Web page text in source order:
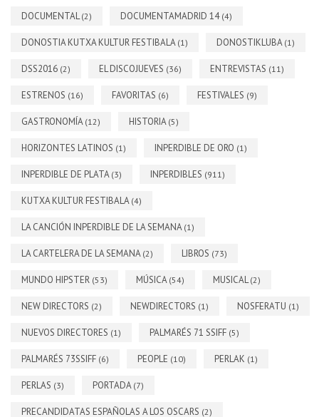
DOCUMENTAL(2) DOCUMENTAMADRID 14 (4)
DONOSTIA KUTXA KULTUR FESTIBALA (1) DONOSTIKLUBA (1)
DSS2016 (2) EL DISCOJUEVES (36) ENTREVISTAS (11)
ESTRENOS (16) FAVORITAS (6) FESTIVALES (9)
GASTRONOMÍA (12) HISTORIA (5)
HORIZONTES LATINOS (1) INPERDIBLE DE ORO (1)
INPERDIBLE DE PLATA (3) INPERDIBLES (911)
KUTXA KULTUR FESTIBALA (4)
LA CANCIÓN INPERDIBLE DE LA SEMANA (1)
LA CARTELERA DE LA SEMANA (2) LIBROS (73)
MUNDO HIPSTER (53) MÚSICA (54) MUSICAL(2)
NEW DIRECTORS (2) NEWDIRECTORS (1) NOSFERATU (1)
NUEVOS DIRECTORES (1) PALMARÉS 71 SSIFF (5)
PALMARÉS 73SSIFF (6) PEOPLE (10) PERLAK (1)
PERLAS (3) PORTADA (7)
PRECANDIDATAS ESPAÑOLAS A LOS OSCARS (2)